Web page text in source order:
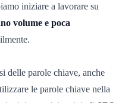
iniziare a lavorare su
volume e poca
delle parole chiave, anche
le parole chiave nella